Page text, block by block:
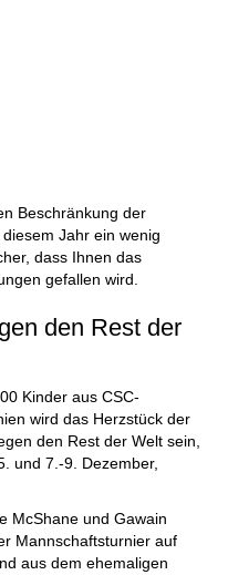
Beschränkung der
Jahr ein wenig
dass Ihnen das
gefallen wird.
den Rest der
Kinder aus CSC-
wird das Herzstück der
den Rest der Welt sein,
und 7.-9. Dezember,
McShane und Gawain
Mannschaftsturnier auf
aus dem ehemaligen